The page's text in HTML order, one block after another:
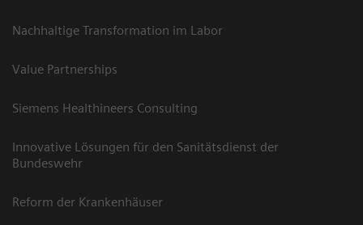
Nachhaltige Transformation im Labor
Value Partnerships
Siemens Healthineers Consulting
Innovative Lösungen für den Sanitätsdienst der
Bundeswehr
Reform der Krankenhäuser